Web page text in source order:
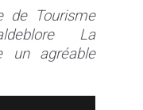
de Tourisme
La
un agréable